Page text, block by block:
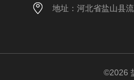
地址：河北省盐山县
©2026